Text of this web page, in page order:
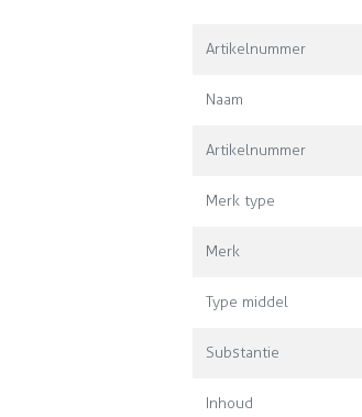
Artikelnummer
Naam
Artikelnummer
Merk type
Merk
Type middel
Substantie
Inhoud